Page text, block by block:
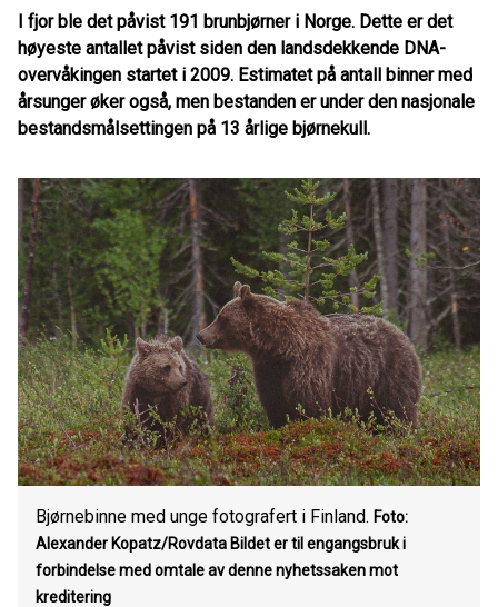
I fjor ble det påvist 191 brunbjørner i Norge. Dette er det
høyeste antallet påvist siden den landsdekkende DNA-
overvåkingen startet i 2009. Estimatet på antall binner med
årsunger øker også, men bestanden er under den nasjonale
bestandsmålsettingen på 13 årlige bjørnekull.
Bjørnebinne med unge fotografert i Finland. Foto:
Alexander Kopatz/Rovdata Bildet er til engangsbruk i
forbindelse med omtale av denne nyhetssaken mot
kreditering